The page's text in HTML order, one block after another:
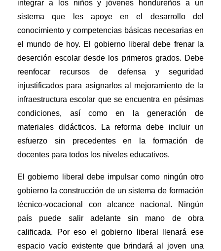
integrar a los niños y jóvenes hondureños a un
sistema que les apoye en el desarrollo del
conocimiento y competencias básicas necesarias en
el mundo de hoy. El gobierno liberal debe frenar la
deserción escolar desde los primeros grados. Debe
reenfocar recursos de defensa y seguridad
injustificados para asignarlos al mejoramiento de la
infraestructura escolar que se encuentra en pésimas
condiciones, así como en la generación de
materiales didácticos. La reforma debe incluir un
esfuerzo sin precedentes en la formación de
docentes para todos los niveles educativos.
El gobierno liberal debe impulsar como ningún otro
gobierno la construcción de un sistema de formación
técnico-vocacional con alcance nacional. Ningún
país puede salir adelante sin mano de obra
calificada. Por eso el gobierno liberal llenará ese
espacio vacío existente que brindará al joven una